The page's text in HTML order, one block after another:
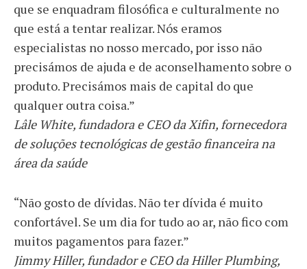
que se enquadram filosófica e culturalmente no
que está a tentar realizar. Nós eramos
especialistas no nosso mercado, por isso não
precisámos de ajuda e de aconselhamento sobre o
produto. Precisámos mais de capital do que
qualquer outra coisa.”
Lâle White, fundadora e CEO da Xifin, fornecedora
de soluções tecnológicas de gestão financeira na
área da saúde
“Não gosto de dívidas. Não ter dívida é muito
confortável. Se um dia for tudo ao ar, não fico com
muitos pagamentos para fazer.”
Jimmy Hiller, fundador e CEO da Hiller Plumbing,